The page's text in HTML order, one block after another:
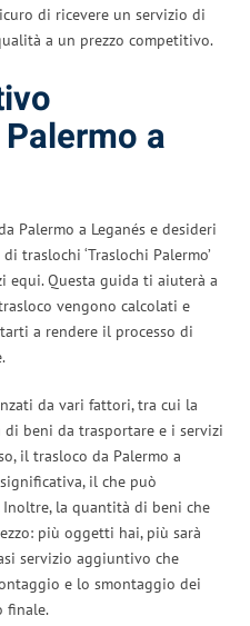
di ricevere un servizio di
a un prezzo competitivo.
a
Palermo a Leganés e desideri
traslochi ‘Traslochi Palermo’
equi. Questa guida ti aiuterà a
vengono calcolati e
a rendere il processo di
da vari fattori, tra cui la
beni da trasportare e i servizi
il trasloco da Palermo a
il che può
la quantità di beni che
più oggetti hai, più sarà
servizio aggiuntivo che
e lo smontaggio dei
finale.